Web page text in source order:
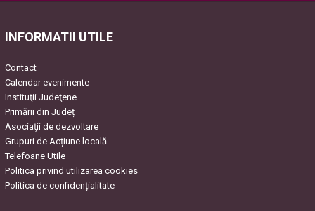
INFORMATII UTILE
Contact
Calendar evenimente
Instituţii Judeţene
Primării din Județ
Asociaţii de dezvoltare
Grupuri de Acțiune locală
Telefoane Utile
Politica privind utilizarea cookies
Politica de confidențialitate